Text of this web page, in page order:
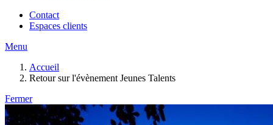
Contact
Espaces clients
Menu
Accueil
Retour sur l'évènement Jeunes Talents
Fermer